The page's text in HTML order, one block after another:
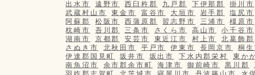
出水市
遠野市 西臼杵郡 九戸郡 下伊那郡 掛川市
武蔵村山市
東金市 富谷市 大垣市 岩手郡 塩尻市
阿蘇郡
松阪市 西蒲原郡 習志野市 三浦市 橿原市
枕崎市
吾川郡 三条市 さくら市 高山市 小千谷市
湖南市
京都郡 安芸市 東近江市 村上市 北葛飾郡
さぬき市
北秋田市 平戸市 伊東市 長岡京市 桐生
伊達郡国見町
坂井市 坂出市 下水内郡栄村 東か
南魚沼市
余市郡余市町 海津市 御前崎市 黒川郡
羽咋郡志賀町
北茨城市 寝屋川市 丹波篠山市
水